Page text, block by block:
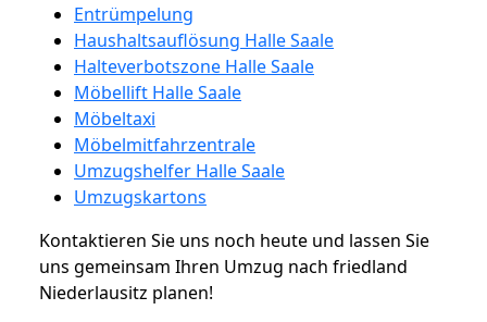
Entrümpelung
Haushaltsauflösung Halle Saale
Halteverbotszone Halle Saale
Möbellift Halle Saale
Möbeltaxi
Möbelmitfahrzentrale
Umzugshelfer Halle Saale
Umzugskartons
Kontaktieren Sie uns noch heute und lassen Sie
uns gemeinsam Ihren Umzug nach friedland
Niederlausitz planen!